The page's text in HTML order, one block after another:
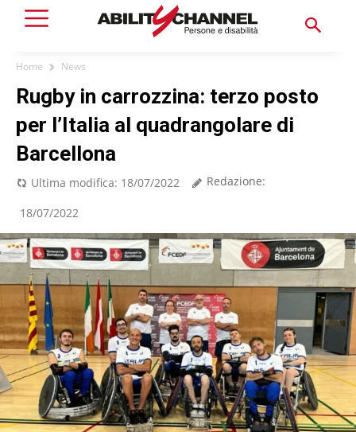
Home News
Rugby in carrozzina: terzo posto
per l’Italia al quadrangolare di
Barcellona
Ultima modifica: 18/07/2022 Redazione:
18/07/2022